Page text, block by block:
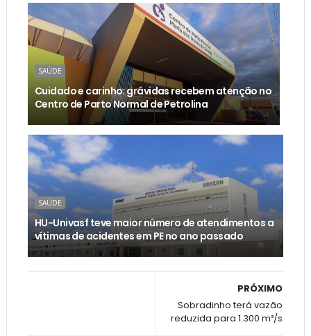
SAÚDE
Cuidado e carinho: grávidas recebem atenção no
Centro de Parto Normal de Petrolina
SAÚDE
HU-Univasf teve maior número de atendimentos a
vítimas de acidentes em PE no ano passado
PRÓXIMO
Sobradinho terá vazão
reduzida para 1.300 m³/s